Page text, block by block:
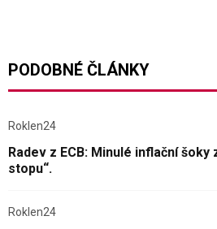
PODOBNÉ ČLÁNKY
Roklen24
Radev z ECB: Minulé inflační
stopu“.
Roklen24